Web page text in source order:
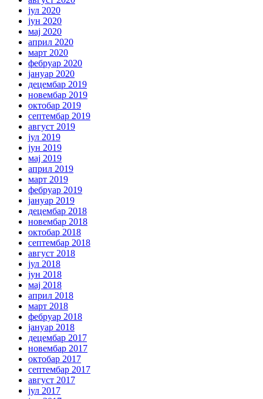
јул 2020
јун 2020
мај 2020
април 2020
март 2020
фебруар 2020
јануар 2020
децембар 2019
новембар 2019
октобар 2019
септембар 2019
август 2019
јул 2019
јун 2019
мај 2019
април 2019
март 2019
фебруар 2019
јануар 2019
децембар 2018
новембар 2018
октобар 2018
септембар 2018
август 2018
јул 2018
јун 2018
мај 2018
април 2018
март 2018
фебруар 2018
јануар 2018
децембар 2017
новембар 2017
октобар 2017
септембар 2017
август 2017
јул 2017